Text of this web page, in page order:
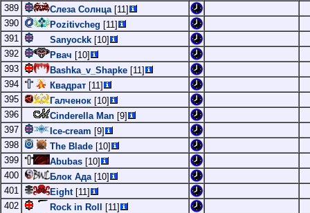
389
Слеза Солнца[11]
390
Pozitivcheg [11]
391
Sanyockk [10]
392
Рвач [10]
393
Bashka_v_Shapke [11]
394
Квадрат [11]
395
Галченок [10]
396
Cinderella Man [9]
397
Ice-cream [9]
398
The Blade [10]
399
Abubas [10]
400
Блок Ада[10]
401
Eight[11]
402
Rock in Roll
[11]